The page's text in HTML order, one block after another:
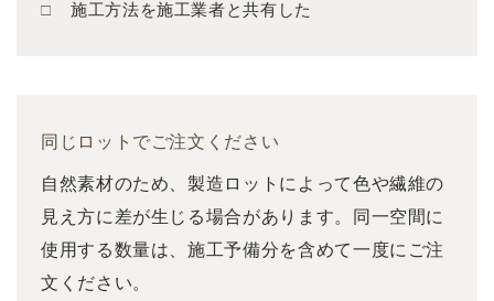
施工方法を施工業者と共有した
同じロットでご注文ください
自然素材のため、製造ロットによって色や繊維の
見え方に差が生じる場合があります。同一空間に
使用する数量は、施工予備分を含めて一度にご注
文ください。